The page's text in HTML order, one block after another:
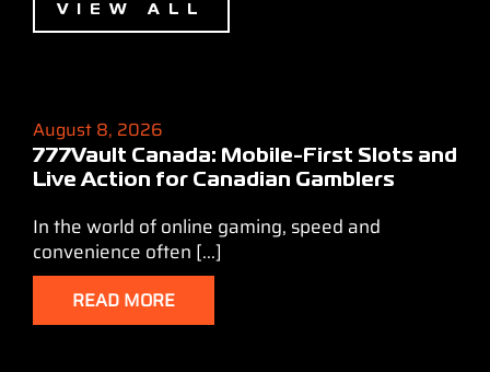
VIEW ALL
August 8, 2026
777Vault Canada: Mobile‑First Slots and
Live Action for Canadian Gamblers
In the world of online gaming, speed and
convenience often [...]
READ MORE